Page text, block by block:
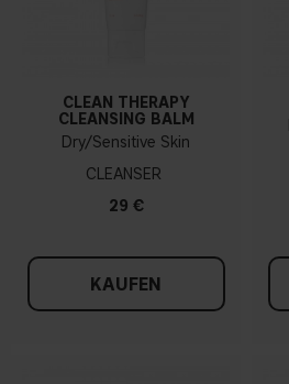
CLEAN THERAPY
CLEANSING BALM
Dry/Sensitive Skin
CLEANSER
29 €
KAUFEN